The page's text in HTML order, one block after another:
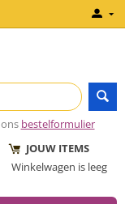
bestelformulier
JOUW ITEMS
Winkelwagen is leeg